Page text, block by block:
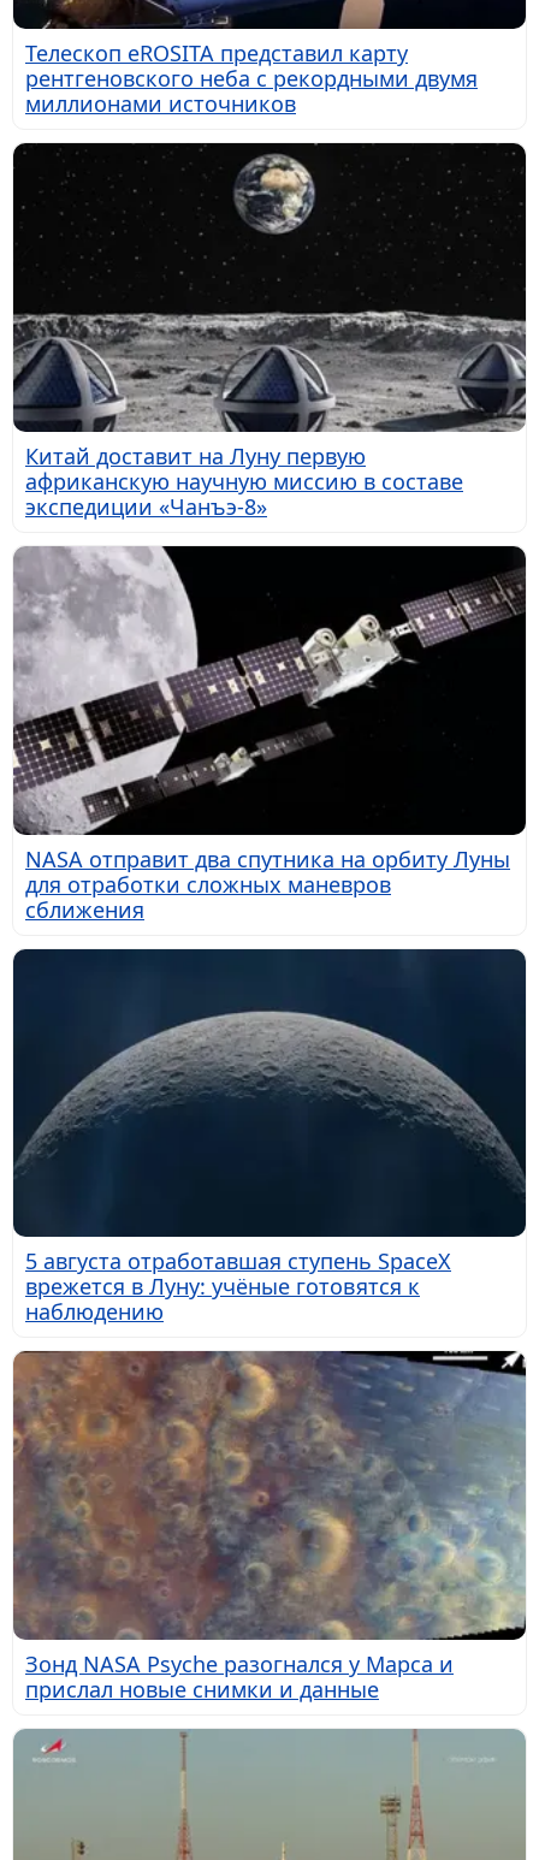
Телескоп eROSITA представил карту
рентгеновского неба с рекордными двумя
миллионами источников
Китай доставит на Луну первую
африканскую научную миссию в составе
экспедиции «Чанъэ-8»
NASA отправит два спутника на орбиту Луны
для отработки сложных маневров
сближения
5 августа отработавшая ступень SpaceX
врежется в Луну: учёные готовятся к
наблюдению
Зонд NASA Psyche разогнался у Марса и
прислал новые снимки и данные